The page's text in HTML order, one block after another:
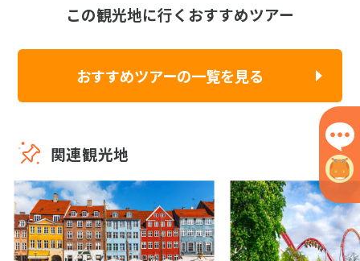
この観光地に行くおすすめツアー
おすすめツアーの一覧を見る
関連観光地